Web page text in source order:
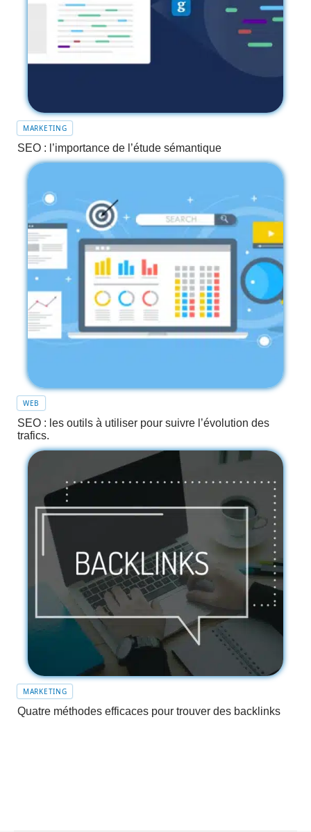
MARKETING
SEO : l’importance de l’étude sémantique
WEB
SEO : les outils à utiliser pour suivre l’évolution des
trafics.
MARKETING
Quatre méthodes efficaces pour trouver des backlinks